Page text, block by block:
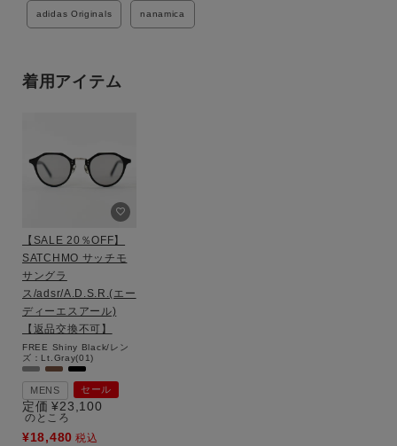
adidas Originals nanamica
着用アイテム
【SALE 20％OFF】
SATCHMO サッチモ
サングラ
ス/adsr/A.D.S.R.(エー
ディーエスアール)
【返品交換不可】
FREE Shiny Black/レン
ズ：Lt.Gray(01)
MENS セール
定価 ¥23,100
のところ
¥18,480 税込